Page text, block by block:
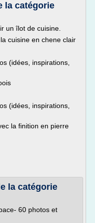
la catégorie
un îlot de cuisine.
cuisine en chene clair
(idées, inspirations,
(idées, inspirations,
la finition en pierre
la catégorie
60 photos et